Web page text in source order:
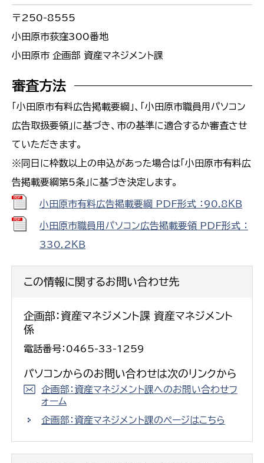
〒250-8555
小田原市荻窪300番地
小田原市 企画部 資産マネジメント課
審査方法
「小田原市有料広告掲載要綱」、「小田原市職員用パソコン
広告取扱要領」に基づき、市の基準に適合するか審査させ
ていただきます。
※同日に枠数以上の申込があった場合は「小田原市有料広
告掲載要綱第5条」に基づき決定します。
小田原市有料広告掲載要綱 PDF形式 ：90.8ＫＢ
小田原市職員用パソコン広告掲載要領 PDF形式 ：
330.2ＫＢ
この情報に関するお問い合わせ先
企画部：資産マネジメント課 資産マネジメント
係
電話番号：0465-33-1259
パソコンからのお問い合わせは次のリンクから
企画部：資産マネジメント課へのお問い合わせフ
ォーム
企画部：資産マネジメント課のページはこちら